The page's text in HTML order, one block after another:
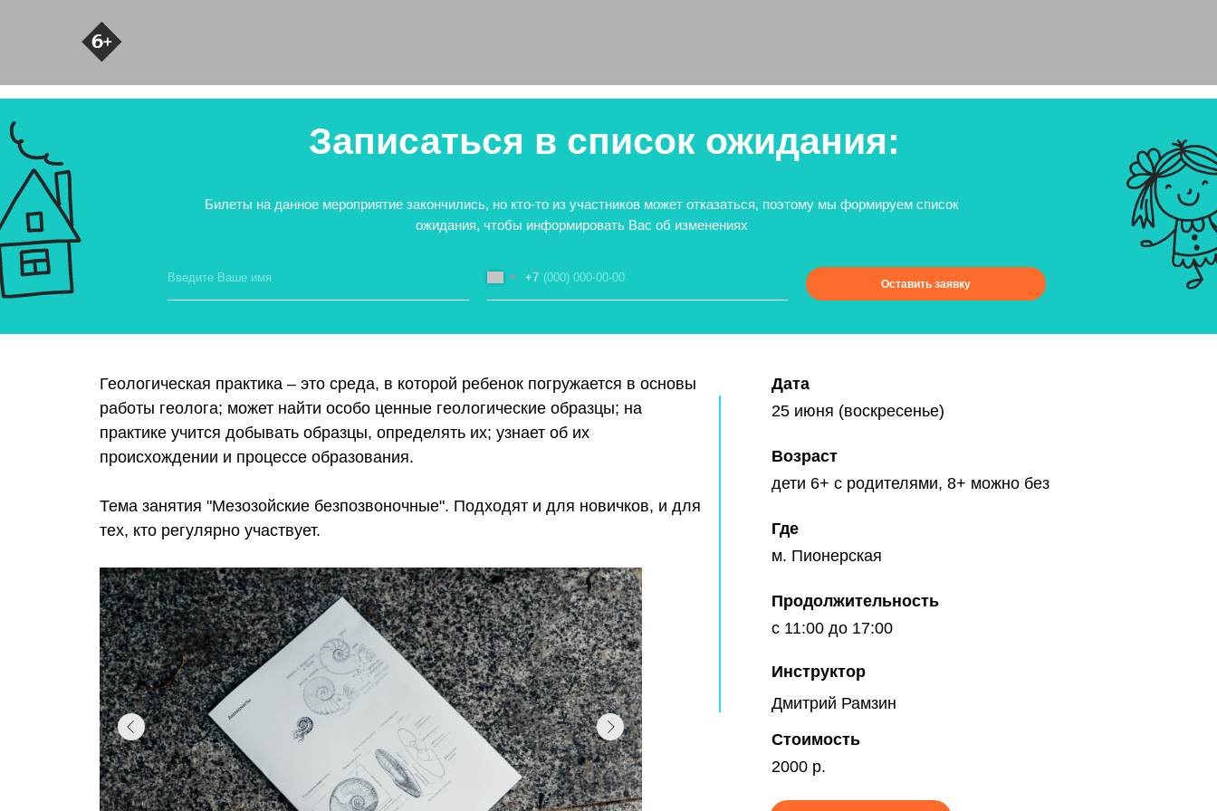
+7 Оставить заявку
Записаться в список ожидания:
Билеты на данное мероприятие закончились, но кто-то из участников может отказаться, поэтому мы формируем список
ожидания, чтобы информировать Вас об изменениях
Геологическая практика – это среда, в которой ребенок погружается в основы
работы геолога; может найти особо ценные геологические образцы; на
практике учится добывать образцы, определять их; узнает об их
происхождении и процессе образования.
Тема занятия "Мезозойские безпозвоночные". Подходят и для новичков, и для
тех, кто регулярно участвует.
Дата
Возраст
Где
Продолжительность
Стоимость
2000 р.
с 11:00 до 17:00
м. Пионерская
дети 6+ с родителями, 8+ можно без
25 июня (воскресенье)
Инструктор
Дмитрий Рамзин